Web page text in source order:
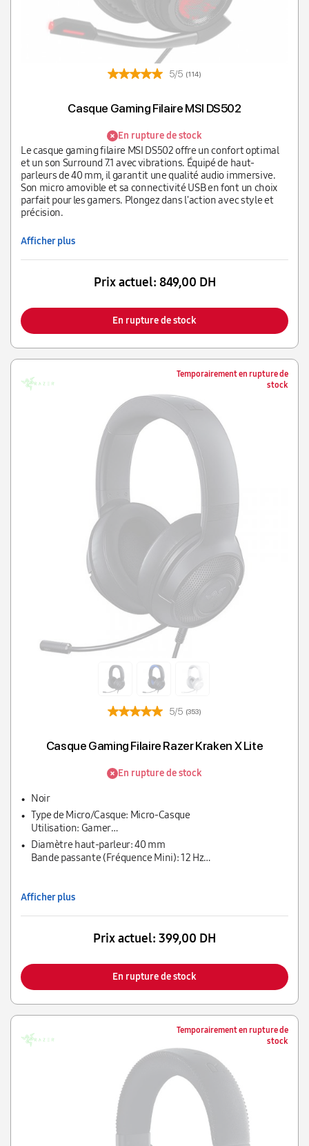
5/5 (114)
Casque Gaming Filaire MSI DS502
En rupture de stock
Le casque gaming filaire MSI DS502 offre un confort optimal
et un son Surround 7.1 avec vibrations. Équipé de haut-
parleurs de 40 mm, il garantit une qualité audio immersive.
Son micro amovible et sa connectivité USB en font un choix
parfait pour les gamers. Plongez dans l'action avec style et
précision.
Afficher plus
Prix actuel: 849,00 DH
En rupture de stock
Temporairement en rupture de
stock
5/5 (353)
Casque Gaming Filaire Razer Kraken X Lite
En rupture de stock
Noir
Type de Micro/Casque: Micro-Casque
Utilisation: Gamer
Configuration du casque: Fermé
Couplage auriculaire: Circumaural
Diamètre haut-parleur: 40 mm
Bande passante (Fréquence Mini): 12 Hz
SPL Max: 09 dB SPL
Afficher plus
Prix actuel: 399,00 DH
En rupture de stock
Temporairement en rupture de
stock